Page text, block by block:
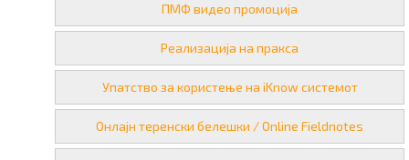
ПМФ видео промоција
Реализација на пракса
Упатство за користење на iKnow системот
Онлајн теренски белешки / Online Fieldnotes